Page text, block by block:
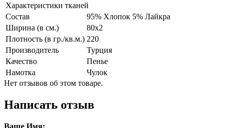
Характеристики тканей
Состав
95% Хлопок 5% Лайкра
Ширина (в см.)
80х2
Плотность (в гр./кв.м.) 220
Производитель
Турция
Качество
Пенье
Намотка
Чулок
Нет отзывов об этом товаре.
Написать отзыв
Ваше Имя: